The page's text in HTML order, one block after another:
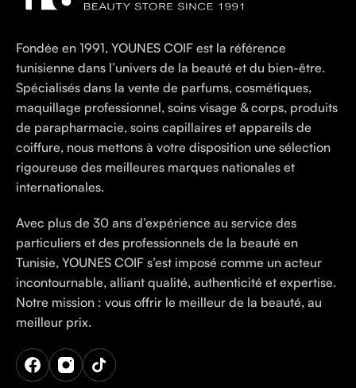
Fondée en 1991, YOUNES COIF est la référence
tunisienne dans l’univers de la beauté et du bien-être.
Spécialisés dans la vente de parfums, cosmétiques,
maquillage professionnel, soins visage & corps, produits
de parapharmacie, soins capillaires et appareils de
coiffure, nous mettons à votre disposition une sélection
rigoureuse des meilleures marques nationales et
internationales.
Avec plus de 30 ans d’expérience au service des
particuliers et des professionnels de la beauté en
Tunisie, YOUNES COIF s’est imposé comme un acteur
incontournable, alliant qualité, authenticité et expertise.
Notre mission : vous offrir le meilleur de la beauté, au
meilleur prix.